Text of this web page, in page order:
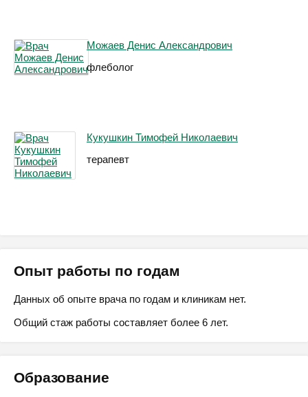
Можаев Денис Александрович
флеболог
Кукушкин Тимофей Николаевич
терапевт
Опыт работы по годам
Данных об опыте врача по годам и клиникам нет.
Общий стаж работы составляет более 6 лет.
Образование